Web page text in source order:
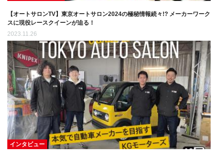
【オートサロンTV】東京オートサロン2024の極秘情報続々!? メーカーワーク
スに現役レースクイーンが迫る！
2023.11.26
インタビュー